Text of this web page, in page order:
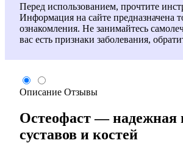
Перед использованием, прочтите
Информация на сайте предназначена
ознакомления. Не занимайтесь
вас есть признаки заболевания,
Описание Отзывы
Остеофаст — надежная
суставов и костей